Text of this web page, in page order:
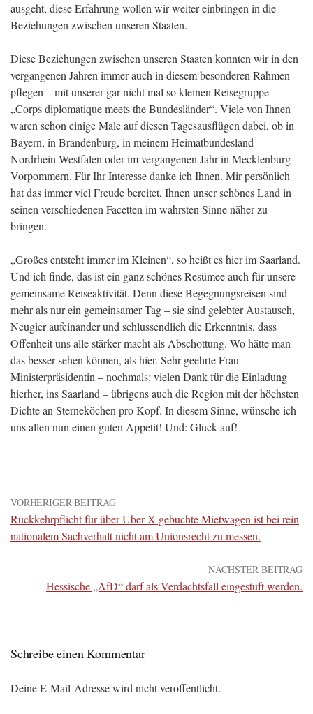
ausgeht, diese Erfahrung wollen wir weiter einbringen in die
Beziehungen zwischen unseren Staaten.
Diese Beziehungen zwischen unseren Staaten konnten wir in den
vergangenen Jahren immer auch in diesem besonderen Rahmen
pflegen – mit unserer gar nicht mal so kleinen Reisegruppe
„Corps diplomatique meets the Bundesländer“. Viele von Ihnen
waren schon einige Male auf diesen Tagesausflügen dabei, ob in
Bayern, in Brandenburg, in meinem Heimatbundesland
Nordrhein-Westfalen oder im vergangenen Jahr in Mecklenburg-
Vorpommern. Für Ihr Interesse danke ich Ihnen. Mir persönlich
hat das immer viel Freude bereitet, Ihnen unser schönes Land in
seinen verschiedenen Facetten im wahrsten Sinne näher zu
bringen.
„Großes entsteht immer im Kleinen“, so heißt es hier im Saarland.
Und ich finde, das ist ein ganz schönes Resümee auch für unsere
gemeinsame Reiseaktivität. Denn diese Begegnungsreisen sind
mehr als nur ein gemeinsamer Tag – sie sind gelebter Austausch,
Neugier aufeinander und schlussendlich die Erkenntnis, dass
Offenheit uns alle stärker macht als Abschottung. Wo hätte man
das besser sehen können, als hier. Sehr geehrte Frau
Ministerpräsidentin – nochmals: vielen Dank für die Einladung
hierher, ins Saarland – übrigens auch die Region mit der höchsten
Dichte an Sterneköchen pro Kopf. In diesem Sinne, wünsche ich
uns allen nun einen guten Appetit! Und: Glück auf!
VORHERIGER BEITRAG
Rückkehrpflicht für über Uber X gebuchte Mietwagen ist bei rein
nationalem Sachverhalt nicht am Unionsrecht zu messen.
NÄCHSTER BEITRAG
Hessische „AfD“ darf als Verdachtsfall eingestuft werden.
Schreibe einen Kommentar
Deine E-Mail-Adresse wird nicht veröffentlicht.